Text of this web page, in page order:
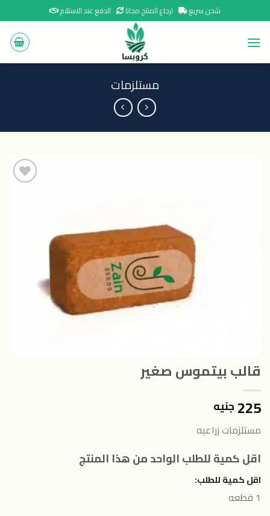
to
content
شحن سريع ارجاع المنتج مجانا الدفع عند الاستلام
مستلزمات
قالب بيتموس صغير
225 جنيه
مستلزمات زراعيه
اقل كمية للطلب الواحد من هذا المنتج
اقل كمية للطلب:
1 قطعه